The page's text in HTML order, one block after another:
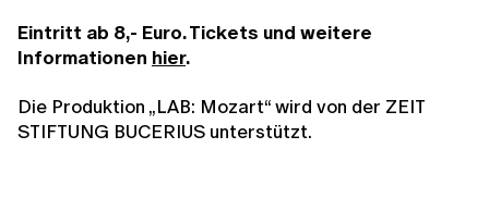
Eintritt ab 8,- Euro. Tickets und weitere
Informationen hier.
Die Produktion „LAB: Mozart“ wird von der ZEIT
STIFTUNG BUCERIUS unterstützt.